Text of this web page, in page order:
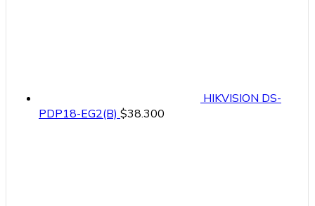
HIKVISION DS-
PDP18-EG2(B) $38.300